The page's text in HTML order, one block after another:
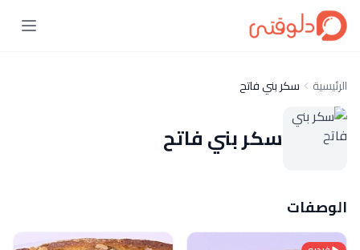
الرئيسية سكر بني فاتح
سكر بني فاتح
الوصفات